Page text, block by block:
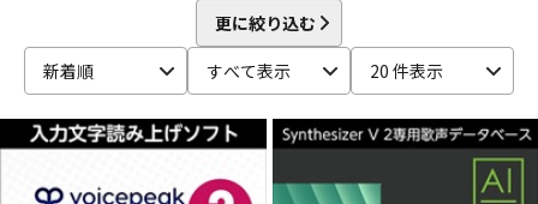
DTM オンライン納品 レコーディング機器
配信/ライブ機器 楽器アクセサリ
CME PRO
CRIMSON TECHNOLOGY
CRYPTON
EAST WEST
ENHANCIA Eventide
Expressive E
GARRITAN
GATOR Frameworks
GRACE design
更に絞り込む
新着順
すべて表示 20 件表示